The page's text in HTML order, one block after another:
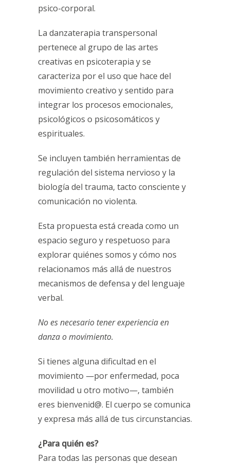
psico-corporal.
La danzaterapia transpersonal
pertenece al grupo de las artes
creativas en psicoterapia y se
caracteriza por el uso que hace del
movimiento creativo y sentido para
integrar los procesos emocionales,
psicológicos o psicosomáticos y
espirituales.
Se incluyen también herramientas de
regulación del sistema nervioso y la
biología del trauma, tacto consciente y
comunicación no violenta.
Esta propuesta está creada como un
espacio seguro y respetuoso para
explorar quiénes somos y cómo nos
relacionamos más allá de nuestros
mecanismos de defensa y del lenguaje
verbal.
No es necesario tener experiencia en
danza o movimiento.
Si tienes alguna dificultad en el
movimiento —por enfermedad, poca
movilidad u otro motivo—, también
eres bienvenid@. El cuerpo se comunica
y expresa más allá de tus circunstancias.
¿Para quién es?
Para todas las personas que desean